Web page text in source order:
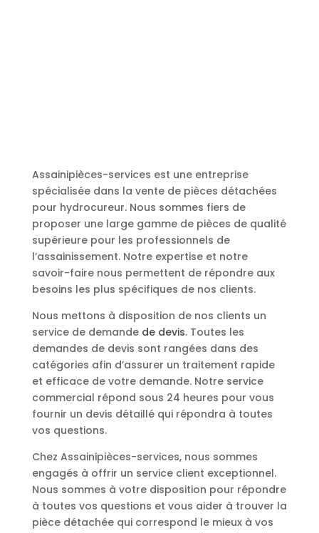
Assainipièces-services est une entreprise
spécialisée dans la vente de pièces détachées
pour hydrocureur. Nous sommes fiers de
proposer une large gamme de pièces de qualité
supérieure pour les professionnels de
l’assainissement. Notre expertise et notre
savoir-faire nous permettent de répondre aux
besoins les plus spécifiques de nos clients.
Nous mettons à disposition de nos clients un
service de demande de devis. Toutes les
demandes de devis sont rangées dans des
catégories afin d’assurer un traitement rapide
et efficace de votre demande. Notre service
commercial répond sous 24 heures pour vous
fournir un devis détaillé qui répondra à toutes
vos questions.
Chez Assainipièces-services, nous sommes
engagés à offrir un service client exceptionnel.
Nous sommes à votre disposition pour répondre
à toutes vos questions et vous aider à trouver la
pièce détachée qui correspond le mieux à vos